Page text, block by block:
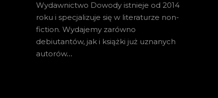
Wydawnictwo Dowody istnieje od 2014
roku i specjalizuje się w literaturze non-
fiction. Wydajemy zarówno
debiutantów, jak i książki już uznanych
autorów…